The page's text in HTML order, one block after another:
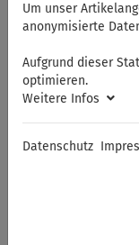
Ihre
Um unser
anonymisierte
Aufgrund dieser
optimieren.
Weitere Infos
Datenschutz